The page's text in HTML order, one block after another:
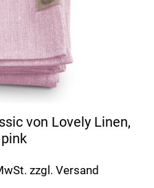
von Lovely Linen,
zzgl. Versand